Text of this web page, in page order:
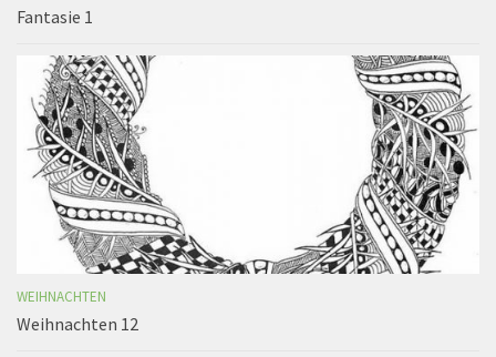
Fantasie 1
WEIHNACHTEN
Weihnachten 12